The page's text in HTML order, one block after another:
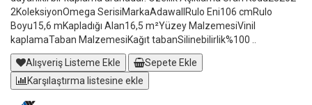
2KoleksiyonOmega SerisiMarkaAdawallRulo Eni106 cmRulo
Boyu15,6 mKapladığı Alan16,5 m²Yüzey MalzemesiVinil
kaplamaTaban MalzemesiKağıt tabanSilinebilirlik%100 ..
Alışveriş Listeme Ekle
Sepete Ekle
Karşılaştırma listesine ekle